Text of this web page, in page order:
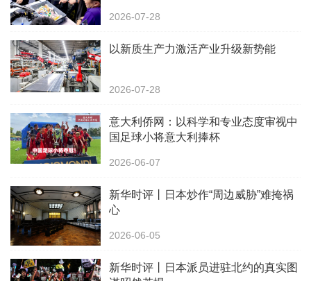
2026-07-28
以新质生产力激活产业升级新势能
2026-07-28
意大利侨网：以科学和专业态度审视中
国足球小将意大利捧杯
2026-06-07
新华时评丨日本炒作“周边威胁”难掩祸
心
2026-06-05
新华时评丨日本派员进驻北约的真实图